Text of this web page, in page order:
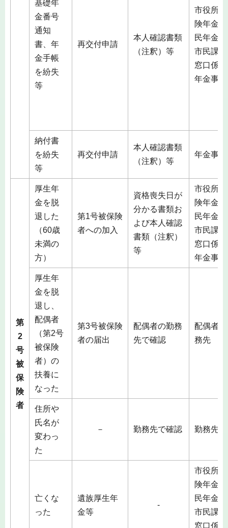
基礎年
金番号
通知
書、年
金手帳
を紛失
等
再交付申請
本人確認書類
（注釈）等
市役所
険年金
民年金
市民課
窓口係
年金事
納付書
を紛失
等
再交付申請
本人確認書類
（注釈）等
年金事
第
2
号
被
保
険
者
厚生年
金を脱
退した
（60歳
未満の
方）
第1号被保険
者への加入
資格喪失日が
分かる書類お
よび本人確認
書類（注釈）
等
市役所
険年金
民年金
市民課
窓口係
年金事
厚生年
金を脱
退し、
配偶者
（第2号
被保険
者）の
扶養に
なった
第3号被保険
者の届出
配偶者の勤務
先で確認
配偶者
務先
住所や
氏名が
変わっ
た
－ 勤務先で確認 勤務先
亡くな
った
遺族厚生年
金等
-
市役所
険年金
民年金
市民課
窓口係